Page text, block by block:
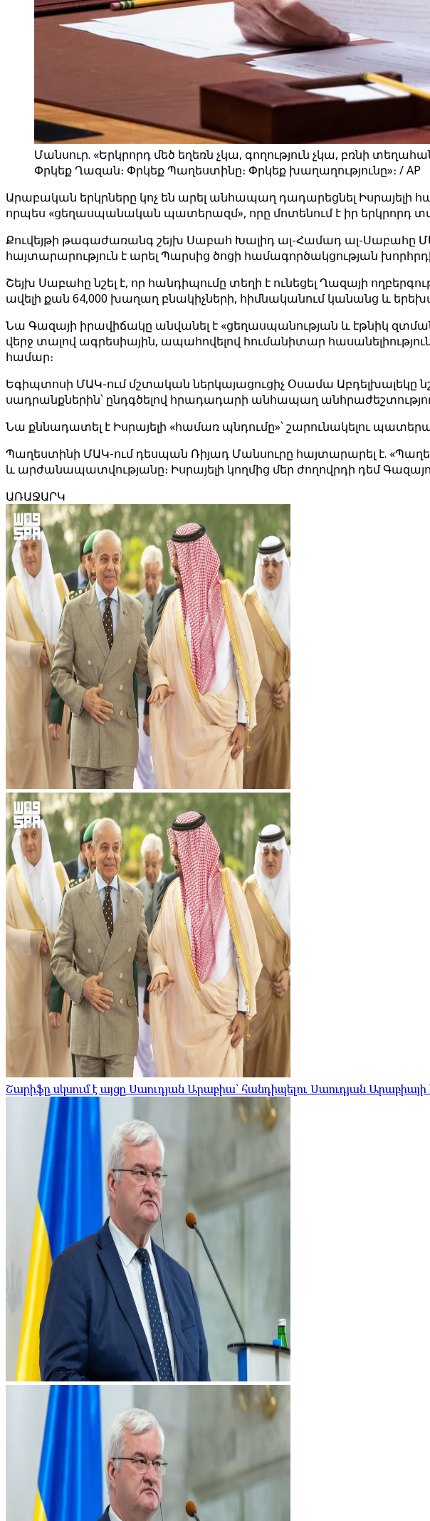
Մանսուր. «Երկրորդ մեծ եղեռն չկա, գողություն չկա, բռնի
Փրկեք Ղազան։ Փրկեք Պաղեստինը։ Փրկեք խաղաղությունը»։ / AP
Արաբական երկրները կոչ են արել անհապաղ դադարեցնել Իսրայելի
որպես «ցեղասպանական պատերազմ», որը մոտենում է իր երկրորդ
Քուվեյթի թագաժառանգ շեյխ Սաբահ Խալիդ ալ-Համադ ալ-Սաբահը
հայտարարություն է արել Պարսից ծոցի համագործակցության
Շեյխ Սաբահը նշել է, որ հանդիպումը տեղի է ունեցել Ղազայի
ավելի քան 64,000 խաղաղ բնակիչների, հիմնականում կանանց և
Նա Գազայի իրավիճակը անվանել է «ցեղասպանության և էթնիկ զտման
վերջ տալով ագրեսիային, ապահովելով հումանիտար
համար։
Եգիպտոսի ՄԱԿ-ում մշտական ներկայացուցիչ Օսամա Աբդելխալեկը
սադրանքներին՝ ընդգծելով հրադադարի անհապաղ
Նա քննադատել է Իսրայելի «համառ պնդումը»՝ շարունակելու
Պաղեստինի ՄԱԿ-ում դեսպան Ռիյադ Մանսուրը հայտարարել է.
և արժանապատվությանը։ Իսրայելի կողմից մեր ժողովրդի դեմ
ԱՌԱՋԱՐԿ
Շարիֆը սկսում է այցը Սաուդյան Արաբիա՝ հանդիպելու Սաուդյան